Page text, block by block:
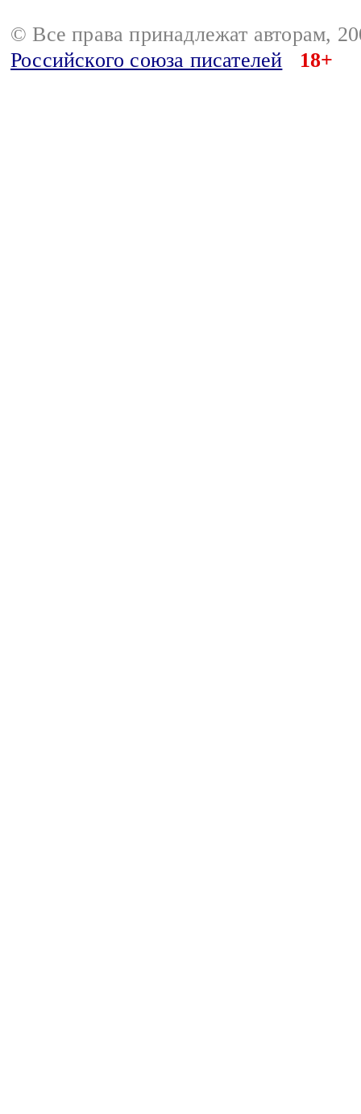
© Все права принадлежат авторам,
Российского союза писателей
18+